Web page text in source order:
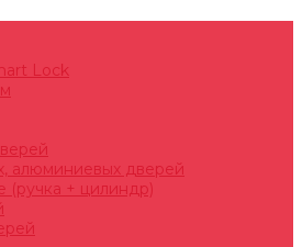
Lock
алюминиевых дверей
(ручка + цилиндр)